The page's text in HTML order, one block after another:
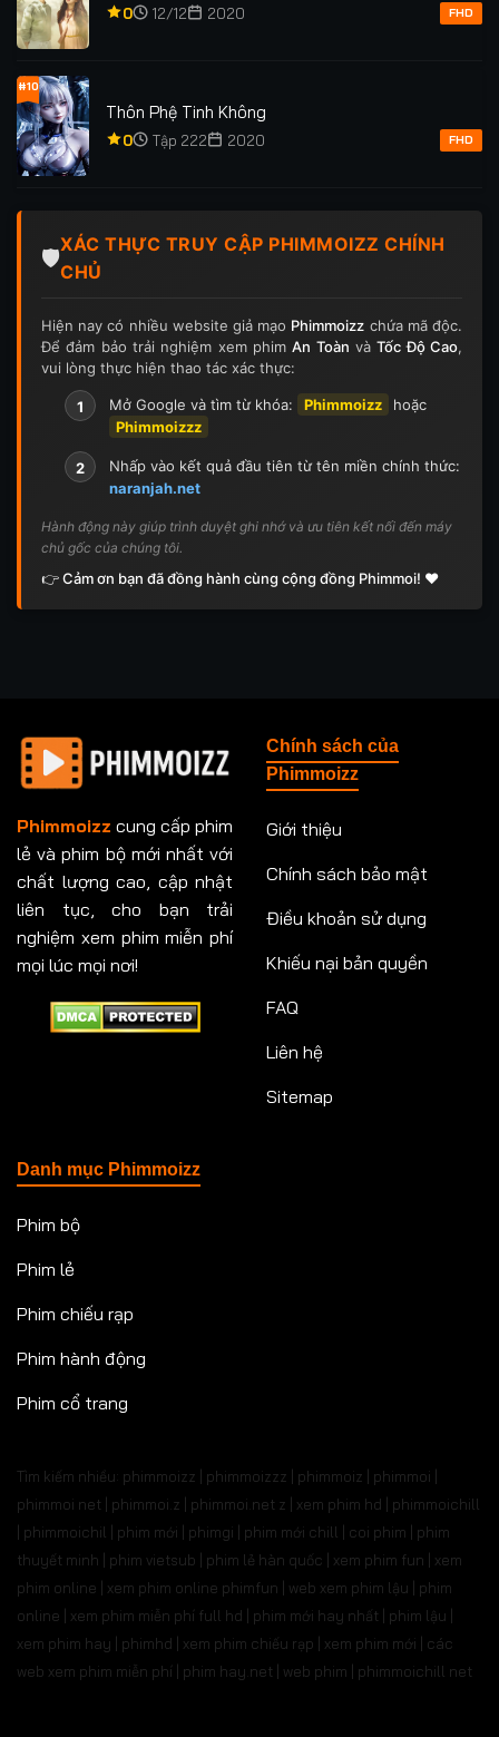
0 12/12 2020 FHD
#10
Thôn Phệ Tinh Không
0 Tập 222 2020 FHD
🛡️
XÁC THỰC TRUY CẬP PHIMMOIZZ CHÍNH
CHỦ
Hiện nay có nhiều website giả mạo Phimmoizz chứa mã độc.
Để đảm bảo trải nghiệm xem phimAn Toàn vàTốc Độ Cao,
vui lòng thực hiện thao tác xác thực:
1 Mở Google và tìm từ khóa: Phimmoizz
hoặc
Phimmoizzz
2
Nhấp vào kết quả đầu tiên từ tên miền chính thức:
naranjah.net
Hành động này giúp trình duyệt ghi nhớ và ưu tiên kết nối đến máy
chủ gốc của chúng tôi.
👉 Cảm ơn bạn đã đồng hành cùng cộng đồng Phimmoi! ❤️
Phimmoizz cung cấp phim
lẻ và phim bộ mới nhất với
chất lượng cao, cập nhật
liên tục, cho bạn trải
nghiệm xem phim miễn phí
mọi lúc mọi nơi!
Chính sách của
Phimmoizz
Giới thiệu
Chính sách bảo mật
Điều khoản sử dụng
Khiếu nại bản quyền
FAQ
Liên hệ
Sitemap
Danh mục Phimmoizz
Phim bộ
Phim lẻ
Phim chiếu rạp
Phim hành động
Phim cổ trang
Tìm kiếm nhiều: phimmoizz | phimmoizzz | phimmoiz | phimmoi |
phimmoi net | phimmoi.z | phimmoi.net z | xem phim hd | phimmoichill
| phimmoichil | phim mới | phimgi | phim mới chill | coi phim | phim
thuyết minh | phim vietsub | phim lẻ hàn quốc | xem phim fun | xem
phim online | xem phim online phimfun | web xem phim lậu | phim
online | xem phim miễn phí full hd | phim mới hay nhất | phim lậu |
xem phim hay | phimhd | xem phim chiếu rạp | xem phim mới | các
web xem phim miễn phí | phim hay.net | web phim | phimmoichill net